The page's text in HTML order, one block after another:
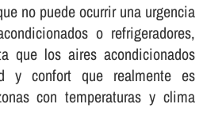
no puede ocurrir una urgencia
o refrigeradores,
que los aires acondicionados
y confort que realmente es
con temperaturas y clima